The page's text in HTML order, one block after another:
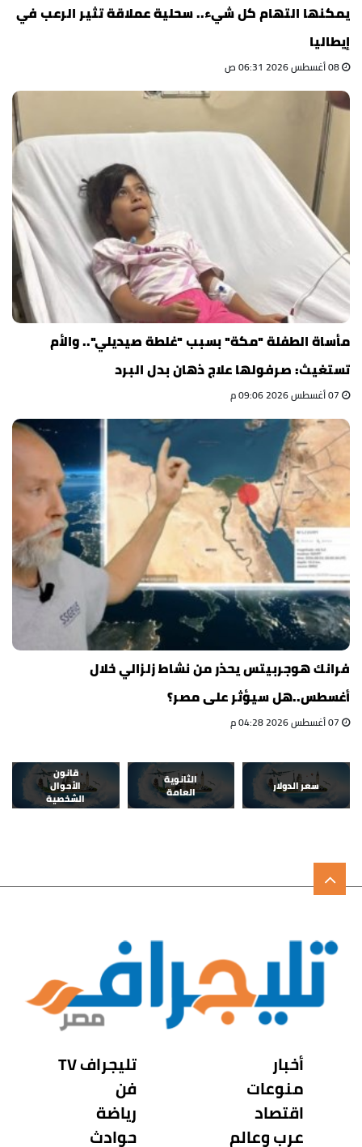
يمكنها التهام كل شيء.. سحلية عملاقة تثير الرعب في
إيطاليا
مأساة الطفلة "مكة" بسبب "غلطة صيديلي".. والأم
تستغيث: صرفولها علاج ذهان بدل البرد
فرانك هوجربيتس يحذر من نشاط زلزالي خلال
أغسطس..هل سيؤثر على مصر؟
سعر الدولار
الثانوية
العامة
قانون
الأحوال
الشخصية
أخبار
منوعات
اقتصاد
عرب وعالم
تليجراف TV
فن
رياضة
حوادث